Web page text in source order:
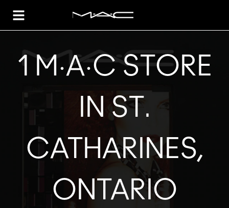
Toggle Header Menu
1 M·A·C STORE
IN ST.
CATHARINES,
ONTARIO